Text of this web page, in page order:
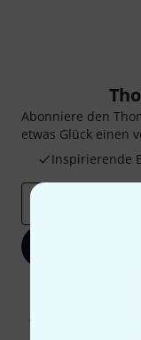
Abonniere den
etwas Glück einen
Inspirierende
Mit Klick auf „Jetzt
Werbung und einer
Abmeldung ist